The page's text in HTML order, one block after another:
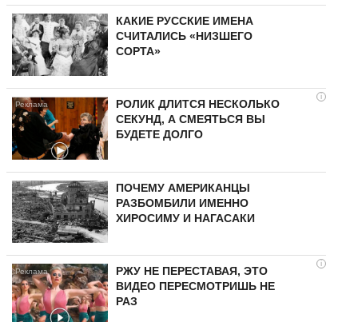
КАКИЕ РУССКИЕ ИМЕНА
СЧИТАЛИСЬ «НИЗШЕГО
СОРТА»
i
РОЛИК ДЛИТСЯ НЕСКОЛЬКО
СЕКУНД, А СМЕЯТЬСЯ ВЫ
БУДЕТЕ ДОЛГО
ПОЧЕМУ АМЕРИКАНЦЫ
РАЗБОМБИЛИ ИМЕННО
ХИРОСИМУ И НАГАСАКИ
i
РЖУ НЕ ПЕРЕСТАВАЯ, ЭТО
ВИДЕО ПЕРЕСМОТРИШЬ НЕ
РАЗ